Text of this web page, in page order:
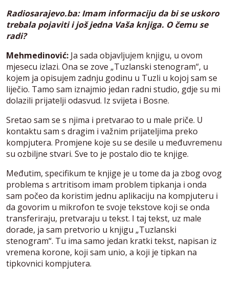
Radiosarajevo.ba: Imam informaciju da bi se uskoro
trebala pojaviti i još jedna Vaša knjiga. O čemu se
radi?
Mehmedinović: Ja sada objavljujem knjigu, u ovom
mjesecu izlazi. Ona se zove „Tuzlanski stenogram“, u
kojem ja opisujem zadnju godinu u Tuzli u kojoj sam se
liječio. Tamo sam iznajmio jedan radni studio, gdje su mi
dolazili prijatelji odasvud. Iz svijeta i Bosne.
Sretao sam se s njima i pretvarao to u male priče. U
kontaktu sam s dragim i važnim prijateljima preko
kompjutera. Promjene koje su se desile u međuvremenu
su ozbiljne stvari. Sve to je postalo dio te knjige.
Međutim, specifikum te knjige je u tome da ja zbog ovog
problema s artritisom imam problem tipkanja i onda
sam počeo da koristim jednu aplikaciju na kompjuteru i
da govorim u mikrofon te svoje tekstove koji se onda
transferiraju, pretvaraju u tekst. I taj tekst, uz male
dorade, ja sam pretvorio u knjigu „Tuzlanski
stenogram“. Tu ima samo jedan kratki tekst, napisan iz
vremena korone, koji sam unio, a koji je tipkan na
tipkovnici kompjutera.